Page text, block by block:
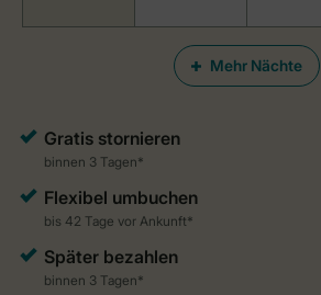
Mehr Nächte